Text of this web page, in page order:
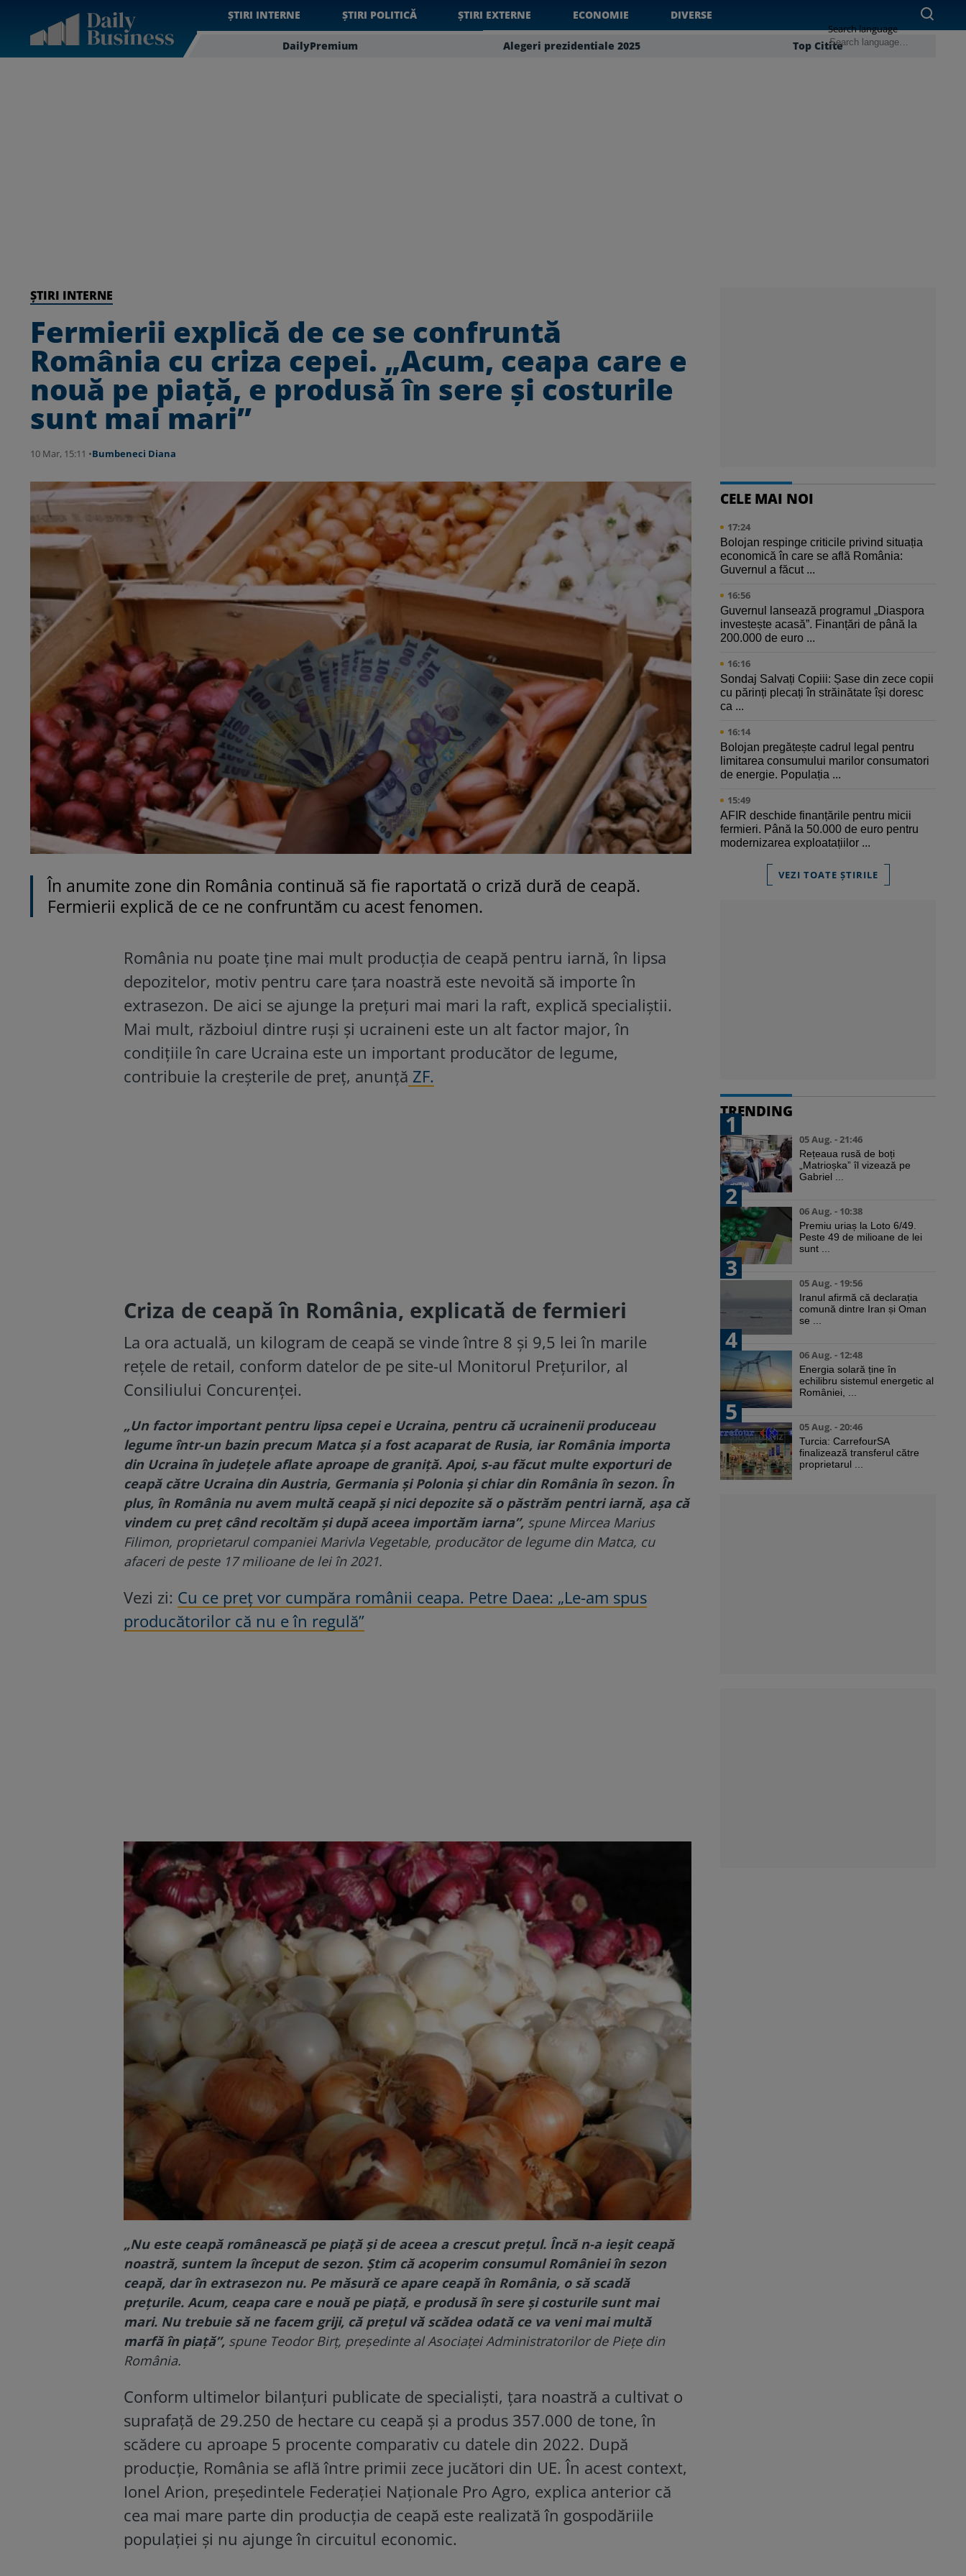
ȘTIRI INTERNE ȘTIRI POLITICĂ ȘTIRI EXTERNE ECONOMIE DIVERSE
DailyPremium Alegeri prezidentiale 2025 Top Citite
Search language
ȘTIRI INTERNE
Fermierii explică de ce se confruntă
România cu criza cepei. „Acum, ceapa care e
nouă pe piaţă, e produsă în sere şi costurile
sunt mai mari”
10 Mar, 15:11 •Bumbeneci Diana
În anumite zone din România continuă să fie raportată o criză dură de ceapă.
Fermierii explică de ce ne confruntăm cu acest fenomen.
România nu poate ține mai mult producţia de ceapă pentru iarnă, în lipsa
depozitelor, motiv pentru care țara noastră este nevoită să importe în
extrasezon. De aici se ajunge la prețuri mai mari la raft, explică specialiștii.
Mai mult, războiul dintre ruși și ucraineni este un alt factor major, în
condițiile în care Ucraina este un important producător de legume,
contribuie la creşterile de preţ, anunță ZF.
Criza de ceapă în România, explicată de fermieri
La ora actuală, un kilogram de ceapă se vinde între 8 şi 9,5 lei în marile
reţele de retail, conform datelor de pe site-ul Monitorul Preţurilor, al
Consiliului Concurenţei.
„Un factor important pentru lipsa cepei e Ucraina, pentru că ucrainenii produceau
legume într-un bazin precum Matca şi a fost acaparat de Rusia, iar România importa
din Ucraina în judeţele aflate aproape de graniţă. Apoi, s-au făcut multe exporturi de
ceapă către Ucraina din Austria, Germania şi Polonia şi chiar din România în sezon. În
plus, în România nu avem multă ceapă şi nici depozite să o păstrăm pentri iarnă, aşa că
vindem cu preţ când recoltăm şi după aceea importăm iarna”, spune Mircea Marius
Filimon, proprietarul companiei Marivla Vegetable, producător de legume din Matca, cu
afaceri de peste 17 milioane de lei în 2021.
Vezi zi: Cu ce preț vor cumpăra românii ceapa. Petre Daea: „Le-am spus
producătorilor că nu e în regulă”
„Nu este ceapă românească pe piaţă şi de aceea a crescut preţul. Încă n-a ieşit ceapă
noastră, suntem la început de sezon. Ştim că acoperim consumul României în sezon
ceapă, dar în extrasezon nu. Pe măsură ce apare ceapă în România, o să scadă
preţurile. Acum, ceapa care e nouă pe piaţă, e produsă în sere şi costurile sunt mai
mari. Nu trebuie să ne facem griji, că preţul vă scădea odată ce va veni mai multă
marfă în piaţă”, spune Teodor Birţ, preşedinte al Asociaţei Administratorilor de Pieţe din
România.
Conform ultimelor bilanțuri publicate de specialiști, țara noastră a cultivat o
suprafaţă de 29.250 de hectare cu ceapă şi a produs 357.000 de tone, în
scădere cu aproape 5 procente comparativ cu datele din 2022. După
producţie, România se află între primii zece jucători din UE. În acest context,
Ionel Arion, preşedintele Federaţiei Naţionale Pro Agro, explica anterior că
cea mai mare parte din producţia de ceapă este realizată în gospodăriile
populaţiei şi nu ajunge în circuitul economic.
CELE MAI NOI
17:24
Bolojan respinge criticile privind situația
economică în care se află România:
Guvernul a făcut ...
16:56
Guvernul lansează programul „Diaspora
investește acasă”. Finanțări de până la
200.000 de euro ...
16:16
Sondaj Salvați Copiii: Șase din zece copii
cu părinți plecați în străinătate își doresc
ca ...
16:14
Bolojan pregătește cadrul legal pentru
limitarea consumului marilor consumatori
de energie. Populația ...
15:49
AFIR deschide finanțările pentru micii
fermieri. Până la 50.000 de euro pentru
modernizarea exploatațiilor ...
VEZI TOATE ȘTIRILE
TRENDING
1
05 Aug. - 21:46
Rețeaua rusă de boți
„Matrioșka” îl vizează pe
Gabriel ...
2
06 Aug. - 10:38
Premiu uriaș la Loto 6/49.
Peste 49 de milioane de lei
sunt ...
3
05 Aug. - 19:56
Iranul afirmă că declarația
comună dintre Iran și Oman
se ...
4
06 Aug. - 12:48
Energia solară ține în
echilibru sistemul energetic al
României, ...
5
05 Aug. - 20:46
Turcia: CarrefourSA
finalizează transferul către
proprietarul ...